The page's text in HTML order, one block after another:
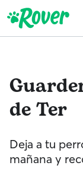
de Ter
Deja a tu
mañana y